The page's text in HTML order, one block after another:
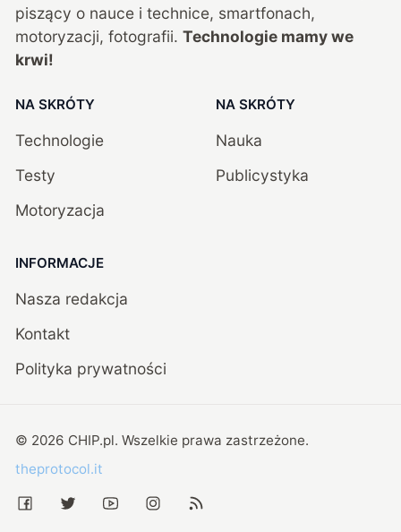
piszący o nauce i technice, smartfonach,
motoryzacji, fotografii. Technologie mamy we
krwi!
NA SKRÓTY
Technologie
Testy
Motoryzacja
NA SKRÓTY
Nauka
Publicystyka
INFORMACJE
Nasza redakcja
Kontakt
Polityka prywatności
© 2026 CHIP.pl. Wszelkie prawa zastrzeżone.
theprotocol.it